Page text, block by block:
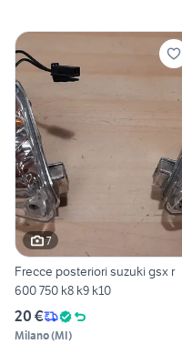
7
Frecce posteriori suzuki gsx r
600 750 k8 k9 k10
20 €
Milano(MI)